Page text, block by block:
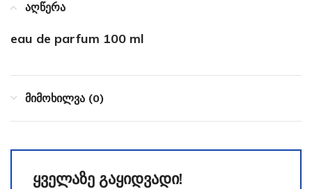
აღწერა
eau de parfum 100 ml
მიმოხილვა (0)
ყველაზე გაყიდვადი!